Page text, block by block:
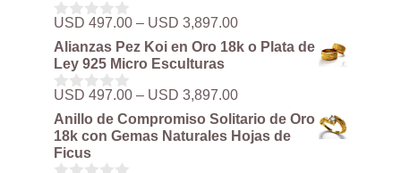
0
d
e
5
USD 497.00 – USD 3,897.00Rango
de
precios:
USD 497.00
USD 3,897.00
Alianzas Pez Koi en Oro 18k o Plata de
Ley 925 Micro Esculturas
0
d
e
5
USD 497.00 – USD 3,897.00Rango
de
precios:
desde
Anillo de Compromiso Solitario de Oro
18k con Gemas Naturales Hojas de
Ficus